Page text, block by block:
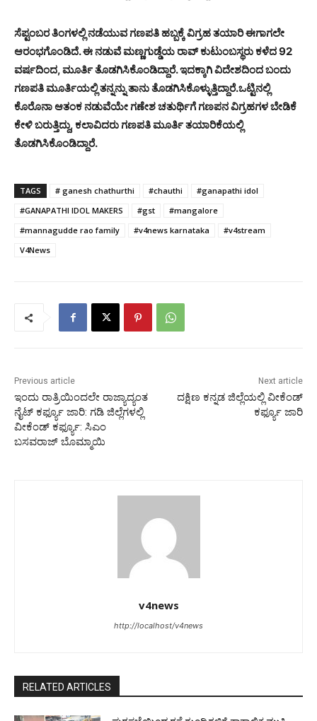
ಸೆಪ್ಟಂಬರ ತಿಂಗಳಲ್ಲಿ ನಡೆಯುವ ಗಣಪತಿ ಹಬ್ಬಕ್ಕೆ ವಿಗ್ರಹ ತಯಾರಿ ಈಗಾಗಲೇ
ಆರಂಭಗೊಂಡಿದೆ. ಈ ನಡುವೆ ಮಣ್ಣಗುಡ್ಡೆಯ ರಾವ್ ಕುಟುಂಬಸ್ಥರು ಕಳೆದ 92
ವರ್ಷದಿಂದ, ಮೂರ್ತಿ ತೊಡಗಿಸಿಕೊಂಡಿದ್ದಾರೆ. ಇದಕ್ಕಾಗಿ ವಿದೇಶದಿಂದ ಬಂದು
ಗಣಪತಿ ಮೂರ್ತಿಯಲ್ಲಿ ತನ್ನನ್ನು ತಾನು ತೊಡಗಿಸಿಕೊಳ್ಳುತ್ತಿದ್ದಾರೆ.ಒಟ್ಟಿನಲ್ಲಿ
ಕೊರೊನಾ ಆತಂಕ ನಡುವೆಯೇ ಗಣೇಶ ಚತುರ್ಥಿಗೆ ಗಣಪನ ವಿಗ್ರಹಗಳ ಬೇಡಿಕೆ
ಕೇಳಿ ಬರುತ್ತಿದ್ದು, ಕಲಾವಿದರು ಗಣಪತಿ ಮೂರ್ತಿ ತಯಾರಿಕೆಯಲ್ಲಿ
ತೊಡಗಿಸಿಕೊಂಡಿದ್ದಾರೆ.
TAGS # ganesh chathurthi #chauthi
#ganapathi idol
#GANAPATHI IDOL MAKERS
#gst
#mangalore
#mannagudde rao family
#v4news karnataka
#v4stream
V4News
Previous article
ಇಂದು ರಾತ್ರಿಯಿಂದಲೇ ರಾಜ್ಯಾದ್ಯಂತ
ನೈಟ್ ಕರ್ಫ್ಯೂ ಜಾರಿ: ಗಡಿ ಜಿಲ್ಲೆಗಳಲ್ಲಿ
ವೀಕೆಂಡ್ ಕರ್ಫ್ಯೂ: ಸಿಎಂ
ಬಸವರಾಜ್ ಬೊಮ್ಮಾಯಿ
Next article
ದಕ್ಷಿಣ ಕನ್ನಡ ಜಿಲ್ಲೆಯಲ್ಲಿ ವೀಕೆಂಡ್
ಕರ್ಫ್ಯೂ ಜಾರಿ
v4news
http://localhost/v4news
RELATED ARTICLES